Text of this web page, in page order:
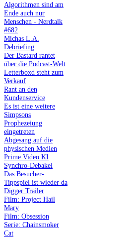
Algorithmen sind am
Ende auch nur
Menschen - Nerdtalk
#682
Michas L.A.
Debriefing
Der Bastard rantet
über die Podcast-Welt
Letterboxd steht zum
Verkauf
Rant an den
Kundenservice
Es ist eine weitere
Simpsons
Prophezeiung
eingetreten
Abgesang auf die
physischen Medien
Prime Video KI
Synchro-Debakel
Das Besucher-
Tippspiel ist wieder da
Digger Trailer
Film: Project Hail
Mary
Film: Obsession
Serie: Chainsmoker
Cat